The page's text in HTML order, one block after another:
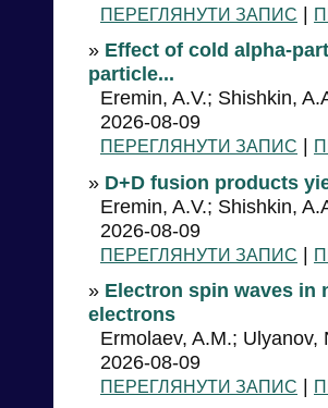
ПЕРЕГЛЯНУТИ ЗАПИС |
» Effect of cold alpha-
particle...
Eremin, A.V.; Shishkin,
2026-08-09
ПЕРЕГЛЯНУТИ ЗАПИС |
» D+D fusion products
Eremin, A.V.; Shishkin,
2026-08-09
ПЕРЕГЛЯНУТИ ЗАПИС |
» Electron spin waves in
electrons
Ermolaev, A.M.; Ulyanov,
2026-08-09
ПЕРЕГЛЯНУТИ ЗАПИС |